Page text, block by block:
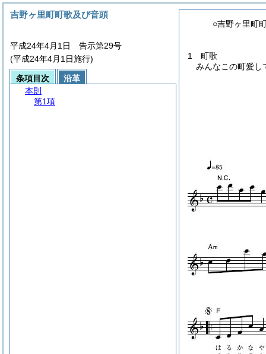
○吉野ヶ里町
1 町歌
みんなこの町愛し
吉野ヶ里町町歌及び音頭
平成24年4月1日 告示第29号
(平成24年4月1日施行)
条項目次
沿革
本則
第1項